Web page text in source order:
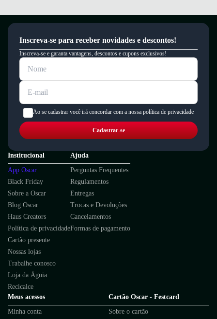
Inscreva-se para receber novidades e descontos!
Inscreva-se e garanta vantagens, descontos e cupons exclusivos!
Ao se cadastrar você irá concordar com a nossa política de privacidade
Cadastrar-se
Institucional
App Oscar
Black Friday
Sobre a Oscar
Blog Oscar
Haus Creators
Política de privacidade
Cartão presente
Nossas lojas
Trabalhe conosco
Loja da Águia
Recicalce
Ajuda
Perguntas Frequentes
Regulamentos
Entregas
Trocas e Devoluções
Cancelamentos
Formas de pagamento
Meus acessos
Minha conta
Cartão Oscar - Festcard
Sobre o cartão